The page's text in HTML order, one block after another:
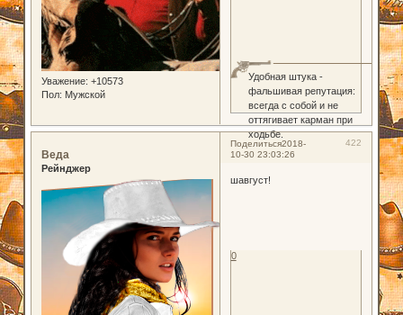
Уважение: +10573
Пол: Мужской
Удобная штука -
фальшивая репутация:
всегда с собой и не
оттягивает карман при
ходьбе.
Поделиться 422
2018-
10-30 23:03:26
Веда
Рейнджер
шавгуст!
0